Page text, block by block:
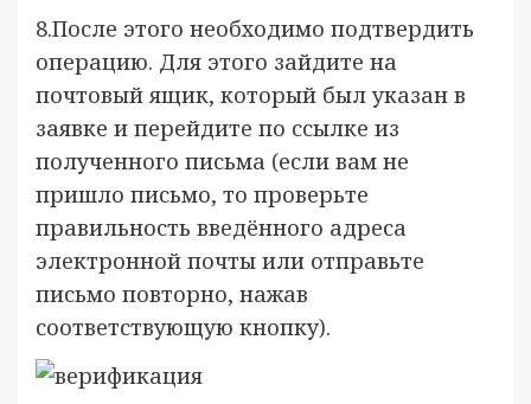
8.После этого необходимо подтвердить
операцию. Для этого зайдите на
почтовый ящик, который был указан в
заявке и перейдите по ссылке из
полученного письма (если вам не
пришло письмо, то проверьте
правильность введённого адреса
электронной почты или отправьте
письмо повторно, нажав
соответствующую кнопку).